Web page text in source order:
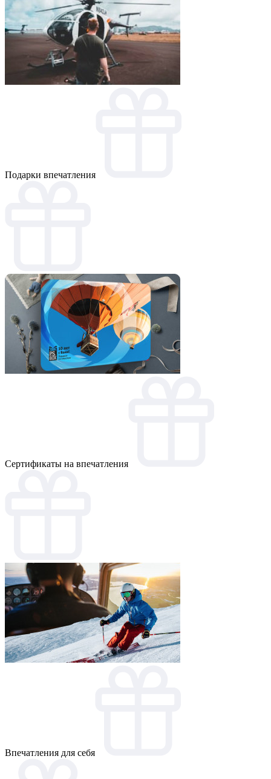
Подарки впечатления
Cертификаты на впечатления
Впечатления для себя